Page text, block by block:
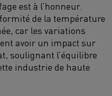
est à l’honneur.
de la température
car les variations
avoir un impact sur
soulignant l’équilibre
industrie de haute